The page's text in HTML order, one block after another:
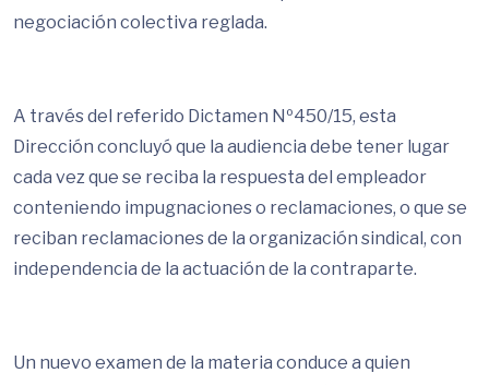
negociación colectiva reglada.
A través del referido Dictamen Nº450/15, esta
Dirección concluyó que la audiencia debe tener lugar
cada vez que se reciba la respuesta del empleador
conteniendo impugnaciones o reclamaciones, o que se
reciban reclamaciones de la organización sindical, con
independencia de la actuación de la contraparte.
Un nuevo examen de la materia conduce a quien